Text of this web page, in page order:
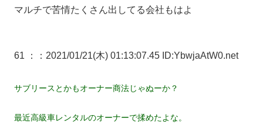
マルチで苦情たくさん出してる会社もはよ
61 ： ：2021/01/21(木) 01:13:07.45 ID:YbwjaAtW0.net
サブリースとかもオーナー商法じゃぬーか？
最近高級車レンタルのオーナーで揉めたよな。